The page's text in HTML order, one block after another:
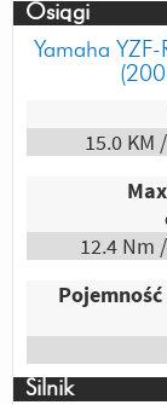
Obie
wypisując
YAMAHA
spala (2l/
APRILIA
szybsza
może
2020-03-21
Osiągi
Yamaha
15.0 KM
12.4 Nm
Silnik